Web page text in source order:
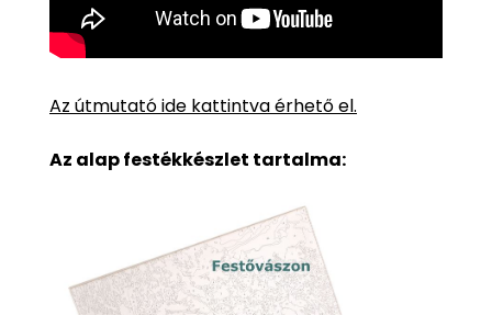
Az útmutató ide kattintva érhető el.
Az alap festékkészlet tartalma: